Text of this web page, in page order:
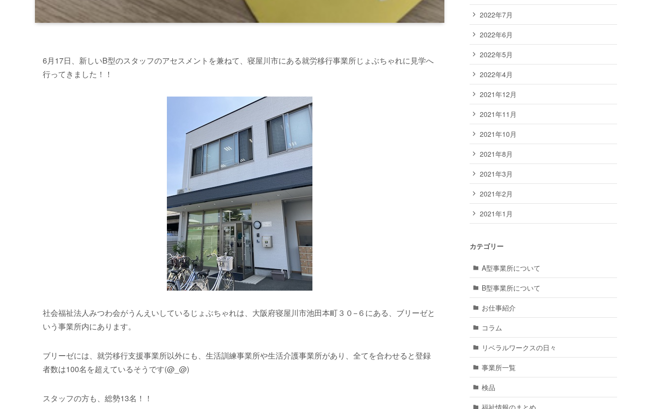
6月17日、新しいB型のスタッフのアセスメントを兼ねて、寝屋川市にある就労移行事業所じょぶちゃれに見学へ
行ってきました！！
社会福祉法人みつわ会がうんえいしているじょぶちゃれは、大阪府寝屋川市池田本町３０−６にある、ブリーゼと
いう事業所内にあります。
ブリーゼには、就労移行支援事業所以外にも、生活訓練事業所や生活介護事業所があり、全てを合わせると登録
者数は100名を超えているそうです(@_@)
スタッフの方も、総勢13名！！
2022年7月
2022年6月
2022年5月
2022年4月
2021年12月
2021年11月
2021年10月
2021年8月
2021年3月
2021年2月
2021年1月
カテゴリー
A型事業所について
B型事業所について
お仕事紹介
コラム
リベラルワークスの日々
事業所一覧
検品
福祉情報のまとめ